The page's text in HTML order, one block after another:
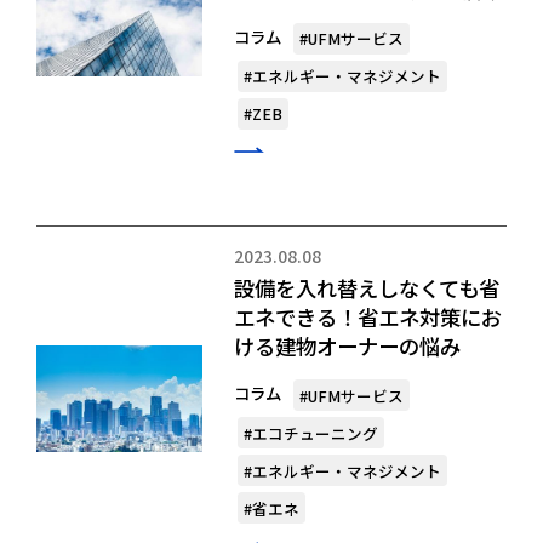
コラム
#UFMサービス
#エネルギー・マネジメント
#ZEB
2023.08.08
設備を入れ替えしなくても省
エネできる！省エネ対策にお
ける建物オーナーの悩み
コラム
#UFMサービス
#エコチューニング
#エネルギー・マネジメント
#省エネ